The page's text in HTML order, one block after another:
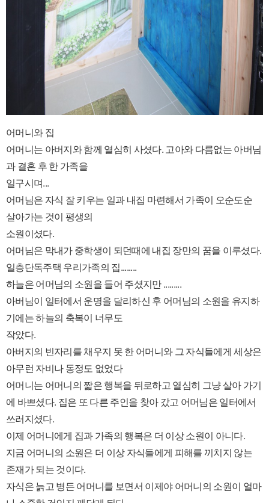
어머니와 집
어머니는 아버지와 함께 열심히 사셨다. 고아와 다름없는 아버님
과 결혼 후 한 가족을
일구시며...
어머님은 자식 잘 키우는 일과 내집 마련해서 가족이 오순도순
살아가는 것이 평생의
소원이셨다.
어머님은 막내가 중학생이 되던때에 내집 장만의 꿈을 이루셨다.
일층단독주택 우리가족의 집........
하늘은 어머님의 소원을 들어 주셨지만 .........
아버님이 일터에서 운명을 달리하신 후 어머님의 소원을 유지하
기에는 하늘의 축복이 너무도
작았다.
아버지의 빈자리를 채우지 못 한 어머니와 그 자식들에게 세상은
아무런 자비나 동정도 없었다
어머니는 어머니의 짧은 행복을 뒤로하고 열심히 그냥 살아 가기
에 바쁘셨다. 집은 또 다른 주인을 찾아 갔고 어머님은 일터에서
쓰러지셨다.
이제 어머니에게 집과 가족의 행복은 더 이상 소원이 아니다.
지금 어머니의 소원은 더 이상 자식들에게 피해를 끼치지 않는
존재가 되는 것이다.
자식은 늙고 병든 어머니를 보면서 이제야 어머니의 소원이 얼마